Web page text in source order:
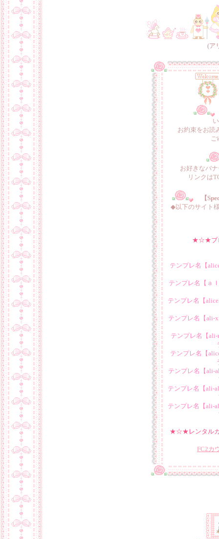
(ア
お約束をお読
お好きなバ
リンクは
【
◆以下のサイト
★☆★
テンプレ名【
テンプレ名【ａ
テンプレ名【
テンプレ名【ali-
テンプレ名【
テンプレ名【
テンプレ名【ali-
テンプレ名【ali-
テンプレ名【ali-
★☆★ レンタル
FC2カ